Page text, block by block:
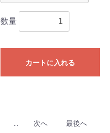
数量
カートに入れる
... 次へ 最後へ